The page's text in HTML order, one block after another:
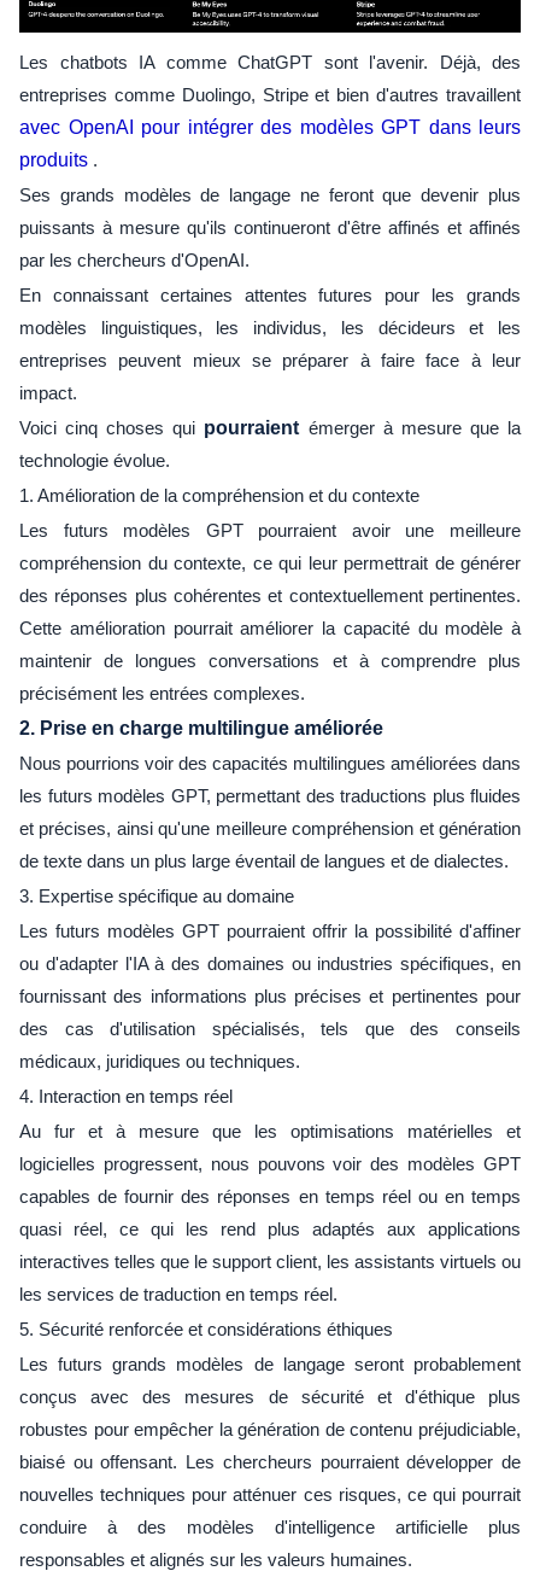
Les chatbots IA comme ChatGPT sont l'avenir. Déjà, des
entreprises comme Duolingo, Stripe et bien d'autres travaillent
avec OpenAI pour intégrer des modèles GPT dans leurs
produits .
Ses grands modèles de langage ne feront que devenir plus
puissants à mesure qu'ils continueront d'être affinés et affinés
par les chercheurs d'OpenAI.
En connaissant certaines attentes futures pour les grands
modèles linguistiques, les individus, les décideurs et les
entreprises peuvent mieux se préparer à faire face à leur
impact.
Voici cinq choses qui pourraient émerger à mesure que la
technologie évolue.
1. Amélioration de la compréhension et du contexte
Les futurs modèles GPT pourraient avoir une meilleure
compréhension du contexte, ce qui leur permettrait de générer
des réponses plus cohérentes et contextuellement pertinentes.
Cette amélioration pourrait améliorer la capacité du modèle à
maintenir de longues conversations et à comprendre plus
précisément les entrées complexes.
2. Prise en charge multilingue améliorée
Nous pourrions voir des capacités multilingues améliorées dans
les futurs modèles GPT, permettant des traductions plus fluides
et précises, ainsi qu'une meilleure compréhension et génération
de texte dans un plus large éventail de langues et de dialectes.
3. Expertise spécifique au domaine
Les futurs modèles GPT pourraient offrir la possibilité d'affiner
ou d'adapter l'IA à des domaines ou industries spécifiques, en
fournissant des informations plus précises et pertinentes pour
des cas d'utilisation spécialisés, tels que des conseils
médicaux, juridiques ou techniques.
4. Interaction en temps réel
Au fur et à mesure que les optimisations matérielles et
logicielles progressent, nous pouvons voir des modèles GPT
capables de fournir des réponses en temps réel ou en temps
quasi réel, ce qui les rend plus adaptés aux applications
interactives telles que le support client, les assistants virtuels ou
les services de traduction en temps réel.
5. Sécurité renforcée et considérations éthiques
Les futurs grands modèles de langage seront probablement
conçus avec des mesures de sécurité et d'éthique plus
robustes pour empêcher la génération de contenu préjudiciable,
biaisé ou offensant. Les chercheurs pourraient développer de
nouvelles techniques pour atténuer ces risques, ce qui pourrait
conduire à des modèles d'intelligence artificielle plus
responsables et alignés sur les valeurs humaines.